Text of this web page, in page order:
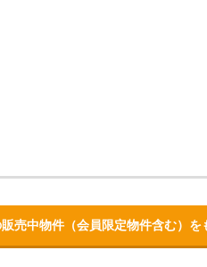
販売中物件（会員限定物件含む）を